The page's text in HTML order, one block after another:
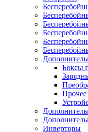
Боксы
Прочее
Инверторы